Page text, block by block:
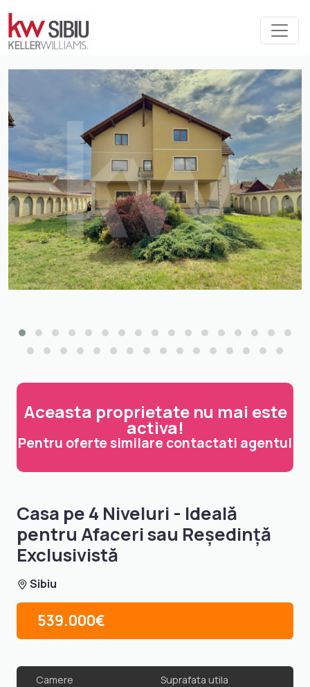
Aceasta proprietate nu mai este
activa!
Pentru oferte similare contactati agentul
Casa pe 4 Niveluri - Ideală
pentru Afaceri sau Reședință
Exclusivistă
Sibiu
539.000€
Camere Suprafata utila